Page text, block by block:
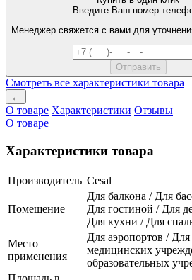
Введите Ваш номер
Менеджер свяжется с вами для
Смотреть все характеристики товара
←
О товаре Характеристики Отзывы
О товаре
Характеристики товара
Производитель Cesal
Помещение
Для балкона / Для
Для гостиной / Для
Для кухни / Для
Место
применения
Для аэропортов /
медицинских
образовательных